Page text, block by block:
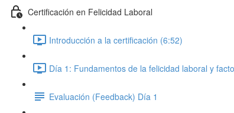
Certificación en Felicidad Laboral
Introducción a la certificación (6:52)
Día 1: Fundamentos de la felicidad laboral y
Evaluación (Feedback) Día 1